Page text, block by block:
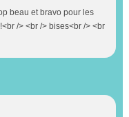
beau et bravo pour les
/> <br /> bises<br /> <br